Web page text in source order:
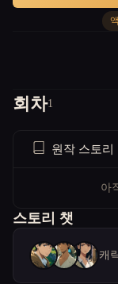
회차1
원작 스토리
아
스토리 챗
캐